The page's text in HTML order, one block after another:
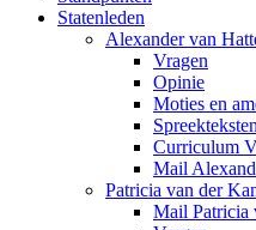
Statenleden
Alexander van
Vragen
Opinie
Moties en
Spreekteksten
Curriculum
Mail
Patricia van der
Mail Patricia